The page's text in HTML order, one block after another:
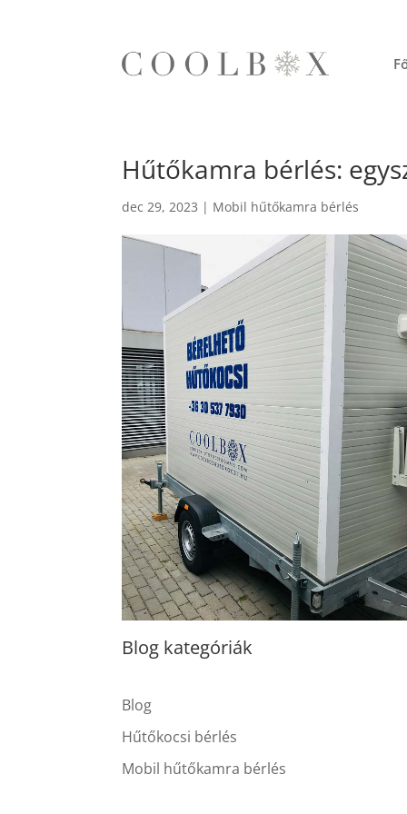
Hűtőkamra bérlés:
dec 29, 2023 | Mobil hűtőkamra bérlés
Blog kategóriák
Blog
Hűtőkocsi bérlés
Mobil hűtőkamra bérlés